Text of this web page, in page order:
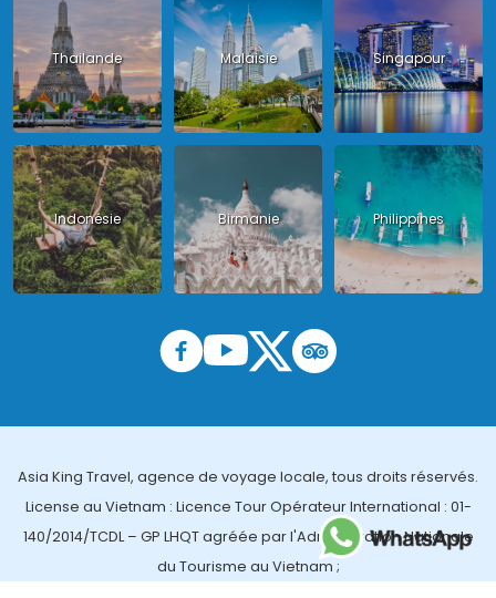
Thailande Malaisie Singapour
Indonésie Birmanie Philippines
Asia King Travel, agence de voyage locale, tous droits réservés.
License au Vietnam : Licence Tour Opérateur International : 01-
140/2014/TCDL – GP LHQT agréée par l'Administration Nationale
du Tourisme au Vietnam ;